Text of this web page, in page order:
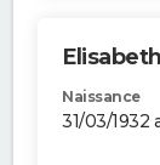
Naissance
31/03/1932